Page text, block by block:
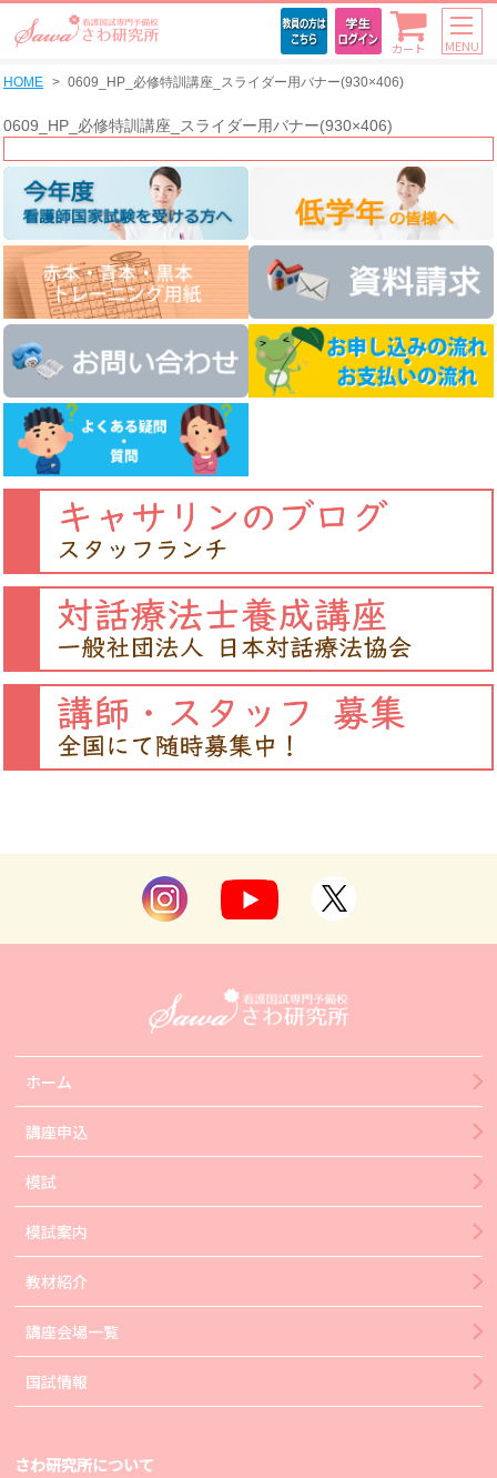
カート MENU
HOME 0609_HP_必修特訓講座_スライダー用バナー(930×406)
0609_HP_必修特訓講座_スライダー用バナー(930×406)
ホーム
講座申込
模試
模試案内
教材紹介
講座会場一覧
国試情報
さわ研究所について